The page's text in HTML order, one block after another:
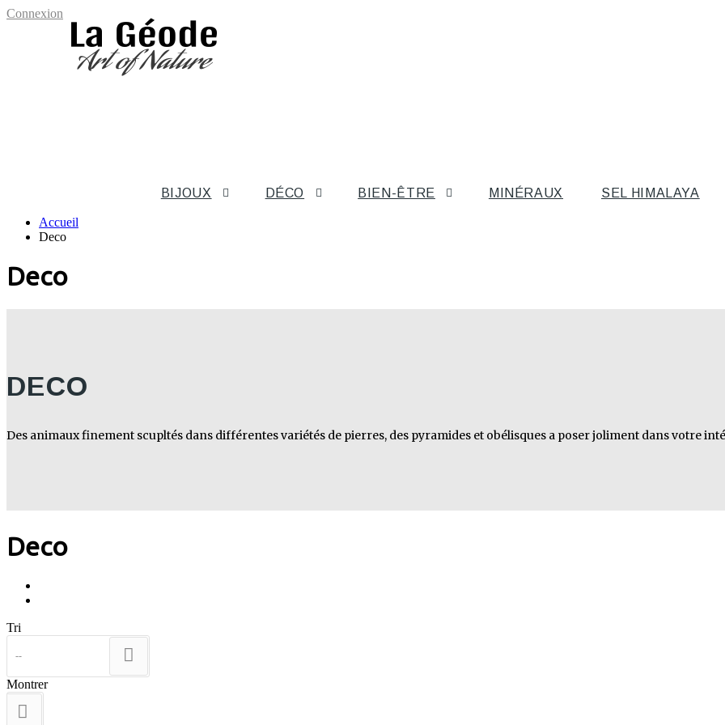
Connexion
BIJOUX DÉCO BIEN-ÊTRE MINÉRAUX SEL HIMALAYA
Accueil
Deco
Deco
DECO
Des animaux finement scupltés dans différentes variétés de pierres, des pyramides et obélisques a poser joliment dans votre
Deco
Tri
--
Montrer